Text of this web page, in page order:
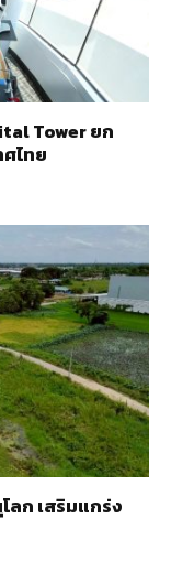
Tower ยก
ไทย
ลก เสริมแกร่ง